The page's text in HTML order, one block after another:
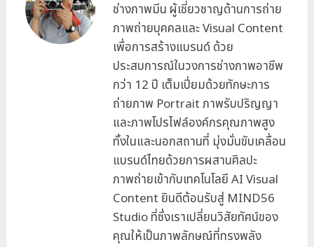
ช่างภาพมีน ผู้เชี่ยวชาญด้านการถ่าย
ภาพถ่ายบุคคลและ Visual Content
เพื่อการสร้างแบรนด์ ด้วย
ประสบการณ์ในวงการช่างภาพอาชีพ
กว่า 12 ปี เต็มเปี่ยมด้วยทักษะการ
ถ่ายภาพ Portrait ภาพรับปริญญา
และภาพโปรไฟล์องค์กรคุณภาพสูง
ทั้งในและนอกสถานที่ มุ่งมั่นขับเคลื่อน
แบรนด์ไทยด้วยการผสานศิลปะ
ภาพถ่ายเข้ากับเทคโนโลยี AI Visual
Content ยินดีต้อนรับสู่ MIND56
Studio ที่ซึ่งเราเปลี่ยนวิสัยทัศน์ของ
คุณให้เป็นภาพลักษณ์ที่ทรงพลัง